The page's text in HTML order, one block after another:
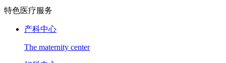
特色医疗服务
产科中心
The maternity center